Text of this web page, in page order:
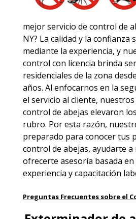
mejor servicio de control de
NY? La calidad y la confianza
mediante la experiencia, y
control con licencia brinda
residenciales de la zona
años. Al enfocarnos en la
el servicio al cliente,
control de abejas elevaron
rubro. Por esta razón,
preparado para conocer tus
control de abejas, ayudarte
ofrecerte asesoría basada en
experiencia y capacitación
Preguntas Frecuentes sobre el